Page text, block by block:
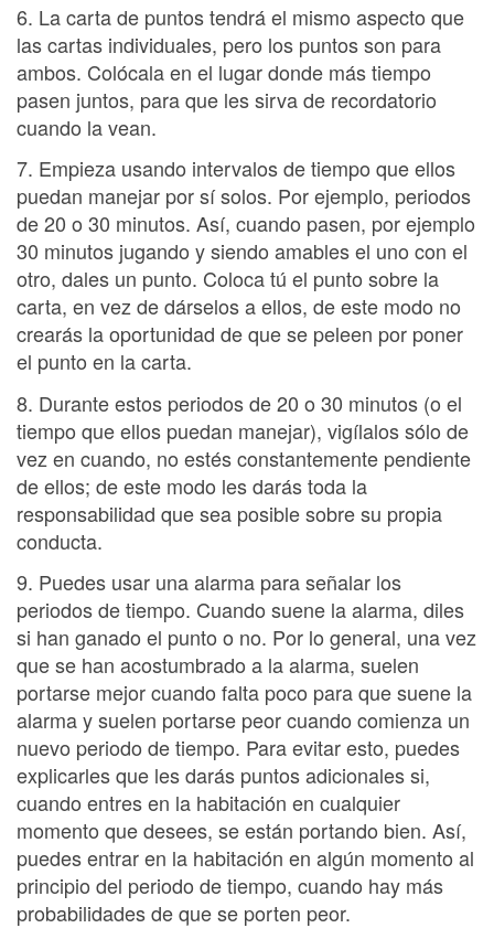
6. La carta de puntos tendrá el mismo aspecto que
las cartas individuales, pero los puntos son para
ambos. Colócala en el lugar donde más tiempo
pasen juntos, para que les sirva de recordatorio
cuando la vean.
7. Empieza usando intervalos de tiempo que ellos
puedan manejar por sí solos. Por ejemplo, periodos
de 20 o 30 minutos. Así, cuando pasen, por ejemplo
30 minutos jugando y siendo amables el uno con el
otro, dales un punto. Coloca tú el punto sobre la
carta, en vez de dárselos a ellos, de este modo no
crearás la oportunidad de que se peleen por poner
el punto en la carta.
8. Durante estos periodos de 20 o 30 minutos (o el
tiempo que ellos puedan manejar), vigílalos sólo de
vez en cuando, no estés constantemente pendiente
de ellos; de este modo les darás toda la
responsabilidad que sea posible sobre su propia
conducta.
9. Puedes usar una alarma para señalar los
periodos de tiempo. Cuando suene la alarma, diles
si han ganado el punto o no. Por lo general, una vez
que se han acostumbrado a la alarma, suelen
portarse mejor cuando falta poco para que suene la
alarma y suelen portarse peor cuando comienza un
nuevo periodo de tiempo. Para evitar esto, puedes
explicarles que les darás puntos adicionales si,
cuando entres en la habitación en cualquier
momento que desees, se están portando bien. Así,
puedes entrar en la habitación en algún momento al
principio del periodo de tiempo, cuando hay más
probabilidades de que se porten peor.